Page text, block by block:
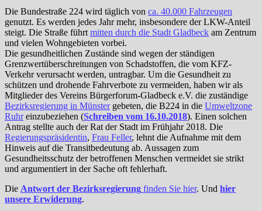
Die Bundestraße 224 wird täglich von ca. 40.000 Fahrzeugen
genutzt. Es werden jedes Jahr mehr, insbesondere der LKW-Anteil
steigt. Die Straße führt mitten durch die Stadt Gladbeck am Zentrum
und vielen Wohngebieten vorbei.
Die gesundheitlichen Zustände sind wegen der ständigen
Grenzwertüberschreitungen von Schadstoffen, die vom KFZ-
Verkehr verursacht werden, untragbar. Um die Gesundheit zu
schützen und drohende Fahrverbote zu vermeiden, haben wir als
Mitglieder des Vereins Bürgerforum-Gladbeck e.V. die zuständige
Bezirksregierung in Münstergebeten, die B224 in die Umweltzone
Ruhreinzubeziehen (Schreiben vom 16.10.2018). Einen solchen
Antrag stellte auch der Rat der Stadt im Frühjahr 2018. Die
Regierungspräsidentin, Frau Feller, lehnt die Aufnahme mit dem
Hinweis auf die Transitbedeutung ab. Aussagen zum
Gesundheitsschutz der betroffenen Menschen vermeidet sie strikt
und argumentiert in der Sache oft fehlerhaft.
Die Antwort der Bezirksregierung finden Sie hier. Und hier
unsere Erwiderung.